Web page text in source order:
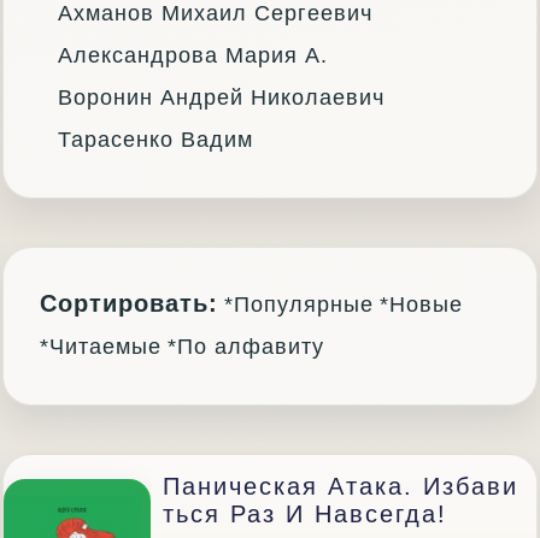
Ахманов Михаил Сергеевич
Александрова Мария А.
Воронин Андрей Николаевич
Тарасенко Вадим
Сортировать: *Популярные *Новые
*Читаемые *По алфавиту
Паническая Атака. Избави
Ться Раз И Навсегда!